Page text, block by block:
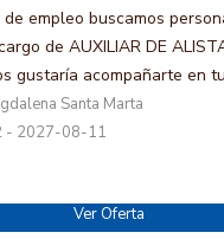
empleo buscamos
de AUXILIAR DE
gustaría acompañarte en
Santa Marta
- 2027-08-11
Ver Oferta